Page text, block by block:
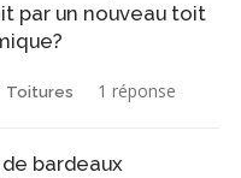
par un nouveau toit
Toitures 1 réponse
bardeaux